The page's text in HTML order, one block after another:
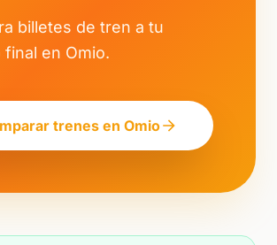
billetes de tren a tu
final en Omio.
trenes en Omio